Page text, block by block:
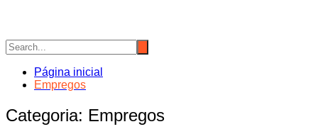
Página inicial
Empregos
Categoria: Empregos